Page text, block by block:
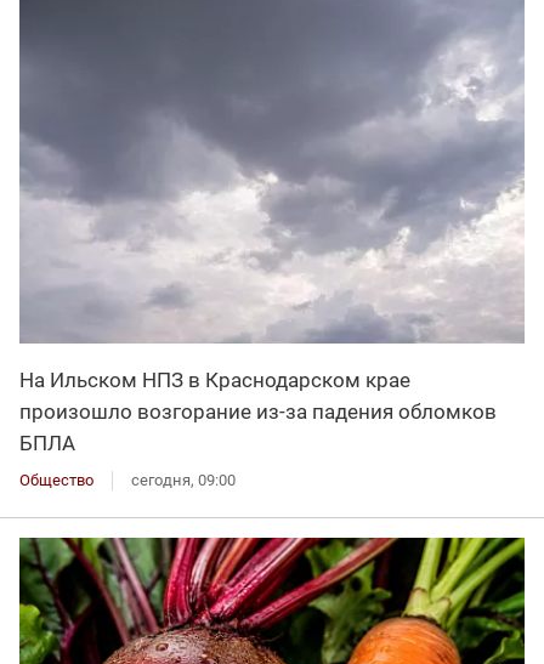
На Ильском НПЗ в Краснодарском крае
произошло возгорание из-за падения обломков
БПЛА
Общество сегодня, 09:00